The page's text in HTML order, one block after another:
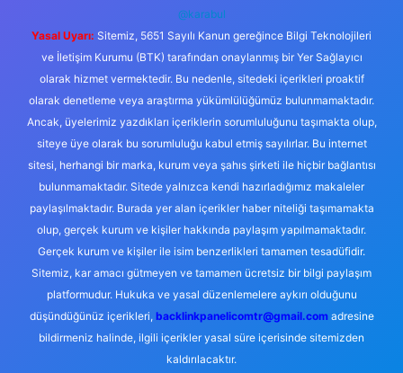
@karabul
Yasal Uyarı: Sitemiz, 5651 Sayılı Kanun gereğince Bilgi Teknolojileri
ve İletişim Kurumu (BTK) tarafından onaylanmış bir Yer Sağlayıcı
olarak hizmet vermektedir. Bu nedenle, sitedeki içerikleri proaktif
olarak denetleme veya araştırma yükümlülüğümüz bulunmamaktadır.
Ancak, üyelerimiz yazdıkları içeriklerin sorumluluğunu taşımakta olup,
siteye üye olarak bu sorumluluğu kabul etmiş sayılırlar. Bu internet
sitesi, herhangi bir marka, kurum veya şahıs şirketi ile hiçbir bağlantısı
bulunmamaktadır. Sitede yalnızca kendi hazırladığımız makaleler
paylaşılmaktadır. Burada yer alan içerikler haber niteliği taşımamakta
olup, gerçek kurum ve kişiler hakkında paylaşım yapılmamaktadır.
Gerçek kurum ve kişiler ile isim benzerlikleri tamamen tesadüfidir.
Sitemiz, kar amacı gütmeyen ve tamamen ücretsiz bir bilgi paylaşım
platformudur. Hukuka ve yasal düzenlemelere aykırı olduğunu
düşündüğünüz içerikleri, backlinkpanelicomtr@gmail.comadresine
bildirmeniz halinde, ilgili içerikler yasal süre içerisinde sitemizden
kaldırılacaktır.